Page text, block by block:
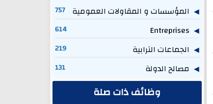
المؤسسات و المقاولات العمومية 757
614
الجماعات الترابية 219
مصالح الدولة 131
وظائف ذات صلة